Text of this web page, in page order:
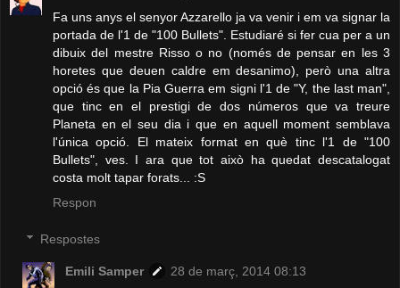
Fa uns anys el senyor Azzarello ja va venir i em va signar la
portada de l'1 de "100 Bullets". Estudiaré si fer cua per a un
dibuix del mestre Risso o no (només de pensar en les 3
horetes que deuen caldre em desanimo), però una altra
opció és que la Pia Guerra em signi l'1 de "Y, the last man",
que tinc en el prestigi de dos números que va treure
Planeta en el seu dia i que en aquell moment semblava
l'única opció. El mateix format en què tinc l'1 de "100
Bullets", ves. I ara que tot això ha quedat descatalogat
costa molt tapar forats... :S
Respon
Respostes
Emili Samper
28 de març, 2014 08:13